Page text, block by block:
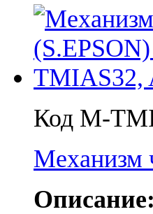
Код M-
Механизм
Описание: